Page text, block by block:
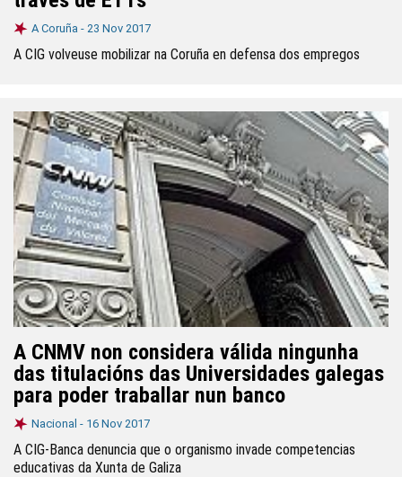
A Coruña - 23 Nov 2017
A CIG volveuse mobilizar na Coruña en defensa dos empregos
A CNMV non considera válida ningunha
das titulacións das Universidades galegas
para poder traballar nun banco
Nacional - 16 Nov 2017
A CIG-Banca denuncia que o organismo invade competencias
educativas da Xunta de Galiza